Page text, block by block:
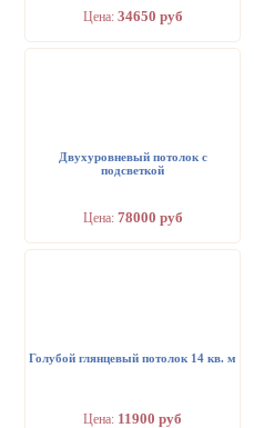
Цена: 34650 руб
Двухуровневый потолок с
подсветкой
Цена: 78000 руб
Голубой глянцевый потолок 14 кв. м
Цена: 11900 руб